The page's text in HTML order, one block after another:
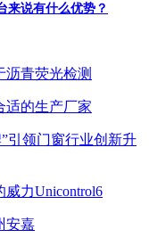
来说有什么优势？
沥青荧光检测
适的生产厂家
引领门窗行业创新升
力Unicontrol6
安嘉